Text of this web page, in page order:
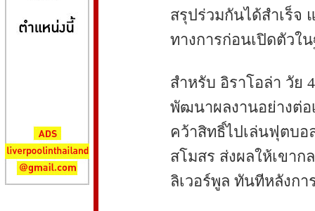
สรุปร่วมกันได้สำเร็จ
ทางการก่อนเปิดตัวใ
สำหรับ อิราโอล่า วัย
พัฒนาผลงานอย่างต่อ
คว้าสิทธิ์ไปเล่นฟุตบอ
สโมสร ส่งผลให้เขา
ลิเวอร์พูล ทันทีหลังกา